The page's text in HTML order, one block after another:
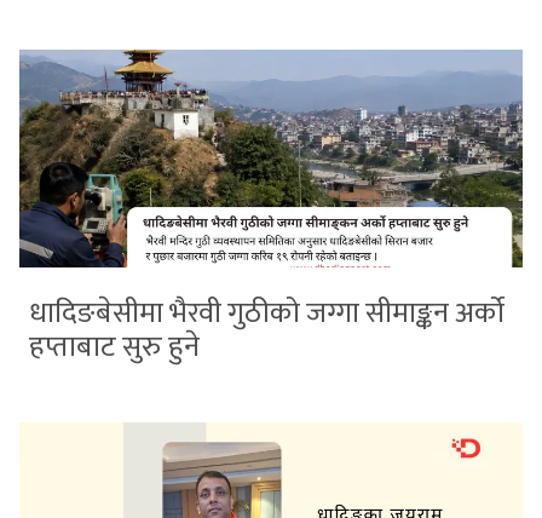
धादिङबेसीमा भैरवी गुठीको जग्गा सीमाङ्कन अर्को
हप्ताबाट सुरु हुने